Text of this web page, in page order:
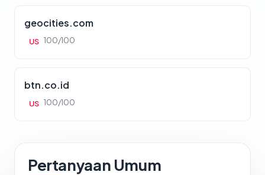
geocities.com
US 100/100
btn.co.id
US 100/100
Pertanyaan Umum